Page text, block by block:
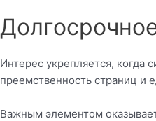
Интерес укрепляется, когда
преемственность страниц и
Важным элементом